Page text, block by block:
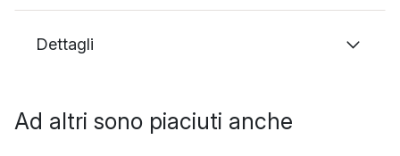
Dettagli
Ad altri sono piaciuti anche